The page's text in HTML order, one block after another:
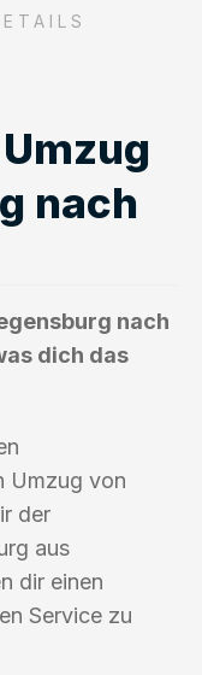
nach
nach
dich das
Umzug von
der
aus
dir einen
Service zu